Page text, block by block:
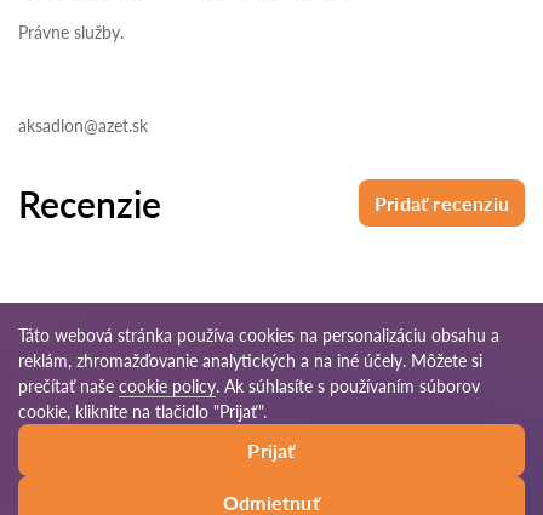
Právne služby.
aksadlon@azet.sk
Recenzie Pridať recenziu
© 2026 Pravnikov-sk.com
stránok
Táto webová stránka používa cookies na personalizáciu obsahu a
reklám, zhromažďovanie analytických a na iné účely. Môžete si
prečítať naše cookie policy. Ak súhlasíte s používaním súborov
cookie, kliknite na tlačidlo "Prijať".
Prijať
Odmietnuť